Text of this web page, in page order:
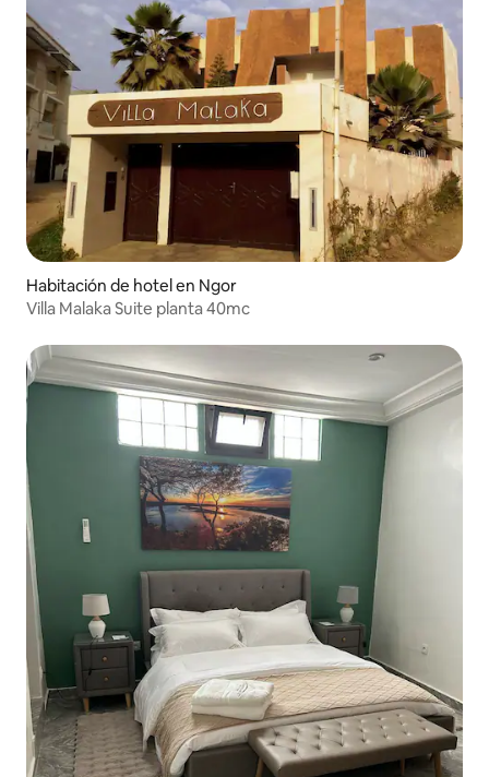
Habitación de hotel en Ngor
Villa Malaka Suite planta 40mc